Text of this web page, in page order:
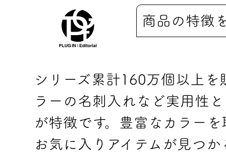
商品の特徴
シリーズ累計160万個以上
ラーの名刺入れなど実用性
が特徴です。豊富なカラー
お気に入りアイテムが見つか